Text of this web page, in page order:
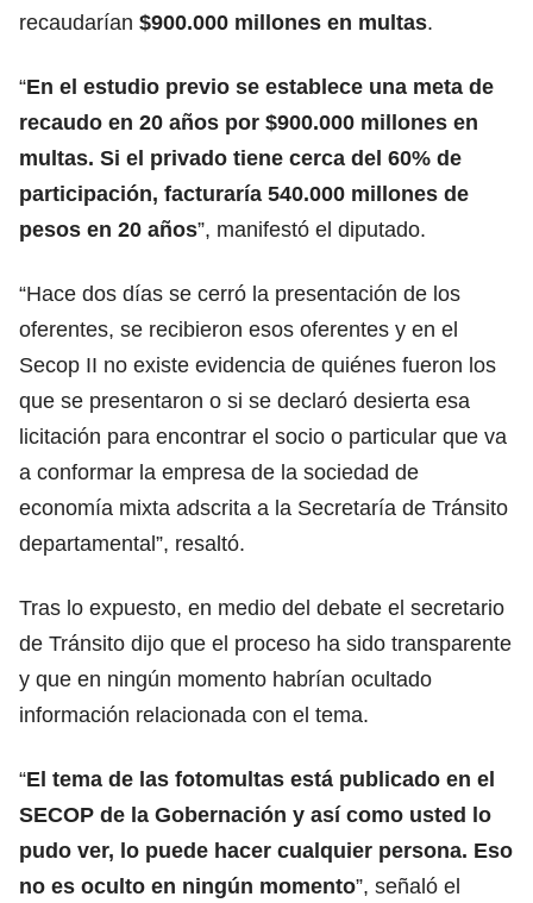
recaudarían $900.000 millones en multas.
“En el estudio previo se establece una meta de
recaudo en 20 años por $900.000 millones en
multas. Si el privado tiene cerca del 60% de
participación, facturaría 540.000 millones de
pesos en 20 años”, manifestó el diputado.
“Hace dos días se cerró la presentación de los
oferentes, se recibieron esos oferentes y en el
Secop II no existe evidencia de quiénes fueron los
que se presentaron o si se declaró desierta esa
licitación para encontrar el socio o particular que va
a conformar la empresa de la sociedad de
economía mixta adscrita a la Secretaría de Tránsito
departamental”, resaltó.
Tras lo expuesto, en medio del debate el secretario
de Tránsito dijo que el proceso ha sido transparente
y que en ningún momento habrían ocultado
información relacionada con el tema.
“El tema de las fotomultas está publicado en el
SECOP de la Gobernación y así como usted lo
pudo ver, lo puede hacer cualquier persona. Eso
no es oculto en ningún momento”, señaló el